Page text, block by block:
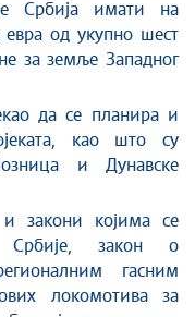
Србија имати на
од укупно шест
за земље Западног
да се планира и
као што су
и Дунавске
закони којима се
Србије, закон о
гасним
локомотива за